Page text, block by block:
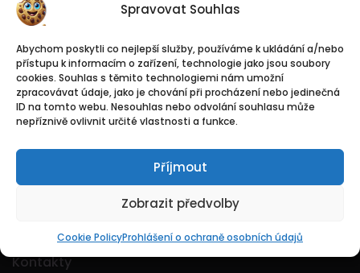
Spravovat Souhlas
Abychom poskytli co nejlepší služby, používáme k ukládání a/nebo
přístupu k informacím o zařízení, technologie jako jsou soubory
cookies. Souhlas s těmito technologiemi nám umožní
zpracovávat údaje, jako je chování při procházení nebo jedinečná
ID na tomto webu. Nesouhlas nebo odvolání souhlasu může
nepříznivě ovlivnit určité vlastnosti a funkce.
Příjmout
Zobrazit předvolby
Cookie PolicyProhlášení o ochraně osobních údajů
Logo Jobmarkt.cz ® je registrovaná ochranná
známka.
Kontakty